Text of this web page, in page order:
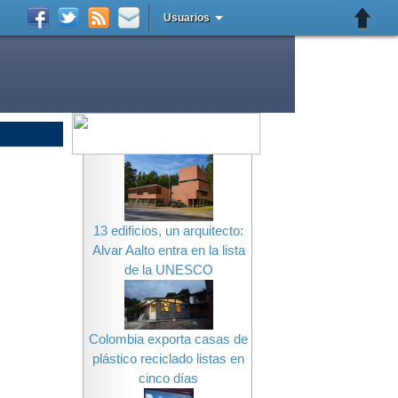
Usuarios
13 edificios, un arquitecto:
Alvar Aalto entra en la lista
de la UNESCO
Colombia exporta casas de
plástico reciclado listas en
cinco días